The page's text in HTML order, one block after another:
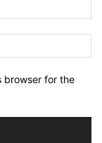
browser for the